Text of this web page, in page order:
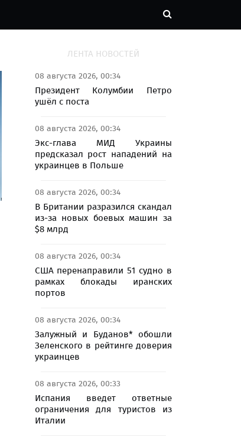
ЛЕНТА НОВОСТЕЙ
08 августа 2026, 00:34
Президент Колумбии Петро
ушёл с поста
08 августа 2026, 00:34
Экс-глава МИД Украины
предсказал рост нападений на
украинцев в Польше
08 августа 2026, 00:34
В Британии разразился скандал
из-за новых боевых машин за
$8 млрд
08 августа 2026, 00:34
США перенаправили 51 судно в
рамках блокады иранских
портов
08 августа 2026, 00:34
Залужный и Буданов* обошли
Зеленского в рейтинге доверия
украинцев
08 августа 2026, 00:33
Испания введет ответные
ограничения для туристов из
Италии